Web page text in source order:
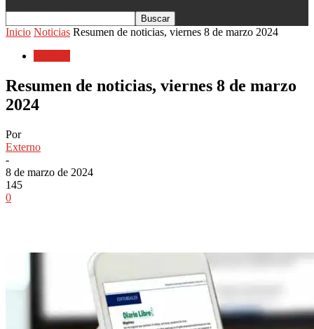
Inicio Noticias Resumen de noticias, viernes 8 de marzo 2024
Resumen de noticias, viernes 8 de marzo
2024
Por
Externo
-
8 de marzo de 2024
145
0